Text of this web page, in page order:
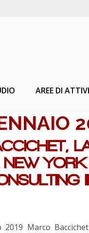
AREE DI
NEW
Marco